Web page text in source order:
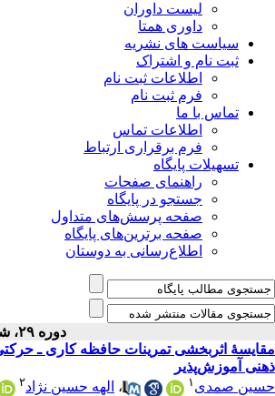
لیست داوران
داوری همتا
سیاست های نشریه
ثبت نام و اشتراک
اطلاعات ثبت نام
فرم ثبت نام
تماس با ما
اطلاعات تماس
فرم برقراری ارتباط
تسهیلات پایگاه
راهنمای صفحات
جستجو در پایگاه
صفحه پرسش‌های متداول
صفحه برترین‌های پایگاه
اطلاع‌رسانی به دوستان
دوره ۲۹، شماره ۱ - ( مجله پزشکی بالینی ابن سینا ـ بهار ۱۴۰۱ )
مقایسۀ اثربخشی تمرینات حافظه کاری ـ
ذهنی آموزش‌پذیر
حسین صمدی ۱ ، الهه حسین نژاد۲